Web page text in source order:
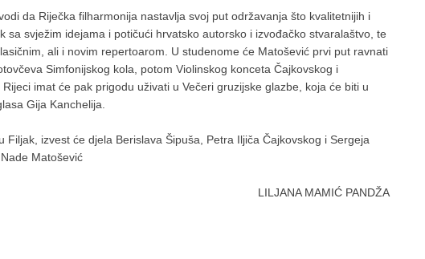
da Riječka filharmonija nastavlja svoj put održavanja što kvalitetnijih i
sa svježim idejama i potičući hrvatsko autorsko i izvođačko stvaralaštvo, te
ali i novim repertoarom. U studenome će Matošević prvi put ravnati
Simfonijskog kola, potom Violinskog konceta Čajkovskog i
imat će pak prigodu uživati u Večeri gruzijske glazbe, koja će biti u
Gija Kanchelija.
Filjak, izvest će djela Berislava Šipuša, Petra Iljiča Čajkovskog i Sergeja
Matošević
LILJANA MAMIĆ PANDŽA